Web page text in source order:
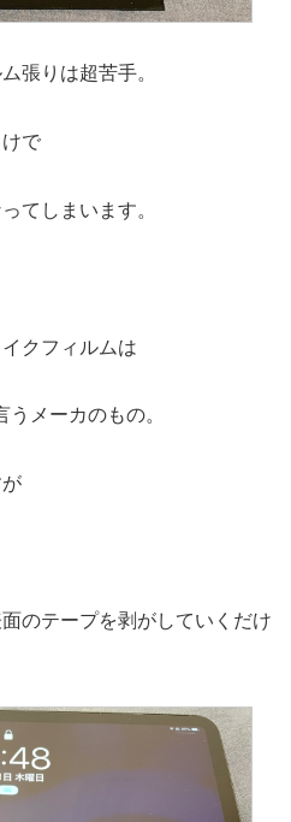
張りは超苦手。
で
てしまいます。
クフィルムは
メーカのもの。
のテープを剥がしていくだけ